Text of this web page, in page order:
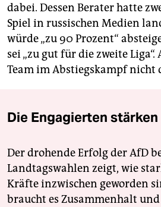
dabei. Dessen Berater hatte
Spiel in russischen Medien
würde „zu 90 Prozent“
sei „zu gut für die zweite
Team im Abstiegskampf nicht
Die Engagierten stärken
Der drohende Erfolg der AfD
Landtagswahlen zeigt, wie
Kräfte inzwischen geworden
braucht es Zusammenhalt